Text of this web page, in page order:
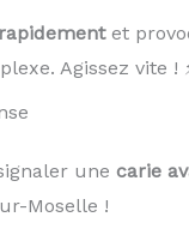
et
Agissez vite !
une carie
Moselle !